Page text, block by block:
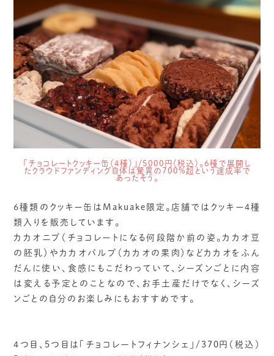
「チョコレートクッキー缶（4種）」/5000円（税込）。6種で展開し
たクラウドファンディング自体は驚異の700%超という達成率で
あったそう。
6種類のクッキー缶はMakuake限定。店舗ではクッキー4種
類入りを販売しています。
カカオニブ（チョコレートになる何段階か前の姿。カカオ豆
の胚乳）やカカオパルプ（カカオの果肉）などカカオをふん
だんに使い、食感にもこだわっていて、シーズンごとに内容
は変える予定とのことなので、お手土産だけでなく、シーズ
ンごとの自分のお楽しみにもおすすめです。
4つ目、5つ目は「チョコレートフィナンシェ」/370円（税込）